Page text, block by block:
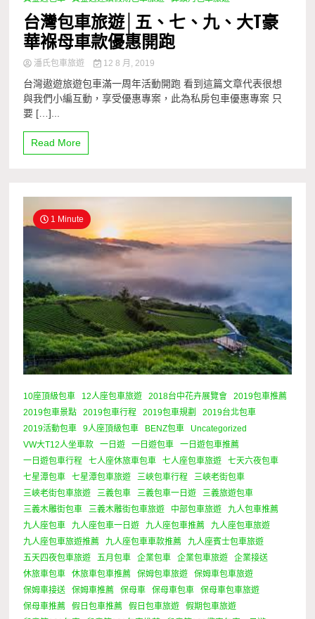
台灣包車旅遊│五、七、九、大T豪
華褓母車款優惠開跑
潘氏包車旅遊 12 8 月, 2019
台灣遨遊旅遊包車滿一周年活動開跑 看到這篇文章代表很想
與我們小編互動，享受優惠專案，此為私房包車優惠專案 只
要 […]...
Read More
1 Minute
10座頂級包車 12人座包車旅遊 2018台中花卉展覽會
2019包車推薦
2019包車景點
2019包車行程 2019包車規劃
2019台北包車
2019活動包車
9人座頂級包車 BENZ包車
Uncategorized
VW大T12人坐車款
一日遊 一日遊包車
一日遊包車推薦
一日遊包車行程
七人座休旅車包車 七人座包車旅遊
七天六夜包車
七星潭包車
七星潭包車旅遊 三峽包車行程
三峽老街包車
三峽老街包車旅遊
三義包車 三義包車一日遊
三義旅遊包車
三義木雕街包車
三義木雕街包車旅遊 中部包車旅遊
九人包車推薦
九人座包車
九人座包車一日遊 九人座包車推薦
九人座包車旅遊
九人座包車旅遊推薦
九人座包車車款推薦
九人座賓士包車旅遊
五天四夜包車旅遊
五月包車 企業包車 企業包車旅遊
企業接送
休旅車包車
休旅車包車推薦 保姆包車旅遊
保姆車包車旅遊
保姆車接送
保姆車推薦 保母車 保母車包車
保母車包車旅遊
保母車推薦
假日包車推薦 假日包車旅遊
假期包車旅遊